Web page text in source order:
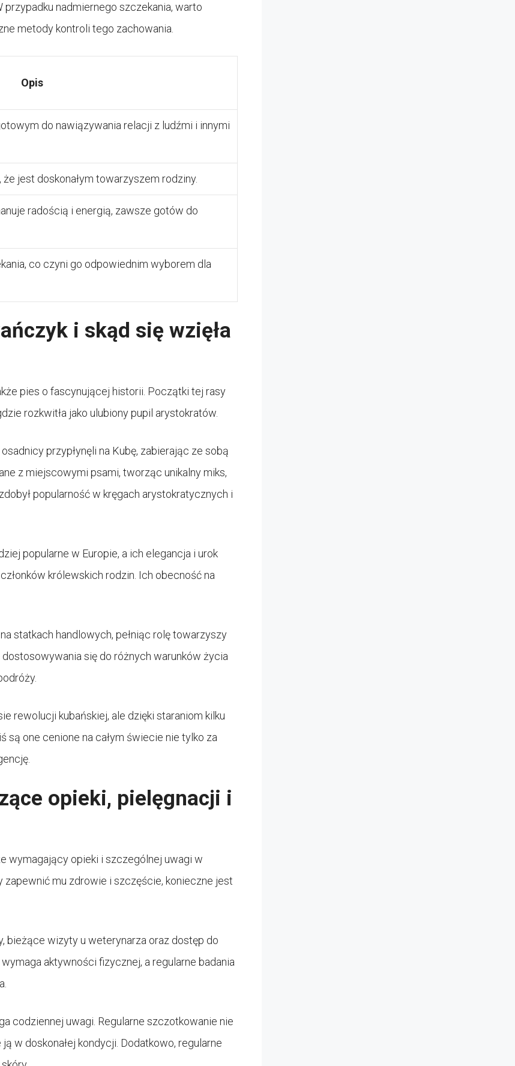
nadmiernego szczekania, warto
metody kontroli tego zachowania.
Opis
do nawiązywania relacji z ludźmi i innymi
jest doskonałym towarzyszem rodziny.
radością i energią, zawsze gotów do
co czyni go odpowiednim wyborem dla
i skąd się wzięła
pies o fascynującej historii. Początki tej rasy
rozkwitła jako ulubiony pupil arystokratów.
przypłynęli na Kubę, zabierając ze sobą
z miejscowymi psami, tworząc unikalny miks,
popularność w kręgach arystokratycznych i
popularne w Europie, a ich elegancja i urok
królewskich rodzin. Ich obecność na
statkach handlowych, pełniąc rolę towarzyszy
się do różnych warunków życia
rewolucji kubańskiej, ale dzięki staraniom kilku
są one cenione na całym świecie nie tylko za
opieki, pielęgnacji i
wymagający opieki i szczególnej uwagi w
zapewnić mu zdrowie i szczęście, konieczne jest
bieżące wizyty u weterynarza oraz dostęp do
aktywności fizycznej, a regularne badania
codziennej uwagi. Regularne szczotkowanie nie
w doskonałej kondycji. Dodatkowo, regularne